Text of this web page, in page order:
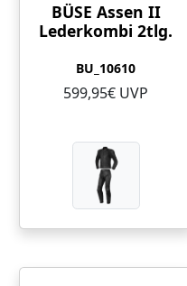
BÜSE Assen II
Lederkombi 2tlg.
BU_10610
599,95€ UVP